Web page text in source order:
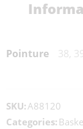
Pointure 38,
SKU:A88120
Categories: